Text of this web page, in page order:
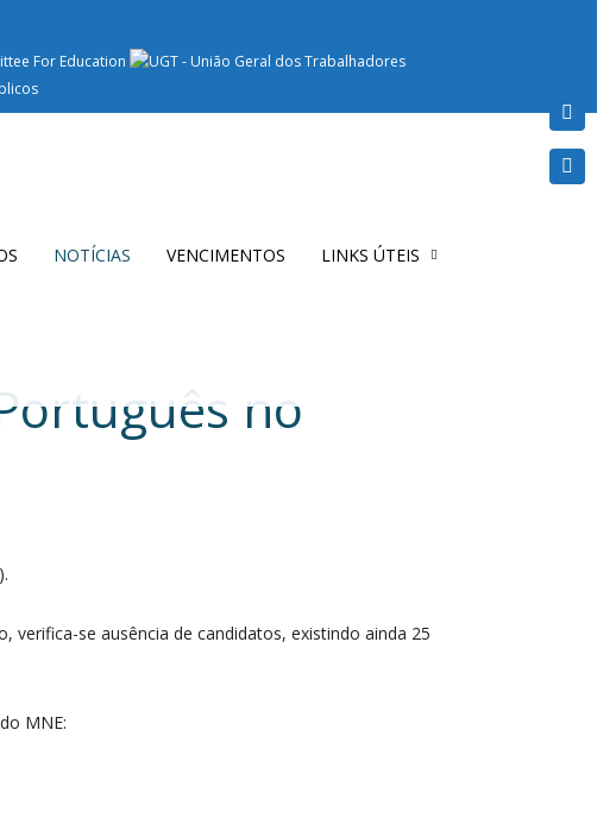
NOTÍCIAS VENCIMENTOS LINKS ÚTEIS
no
verifica-se ausência de candidatos, existindo ainda 25
MNE: